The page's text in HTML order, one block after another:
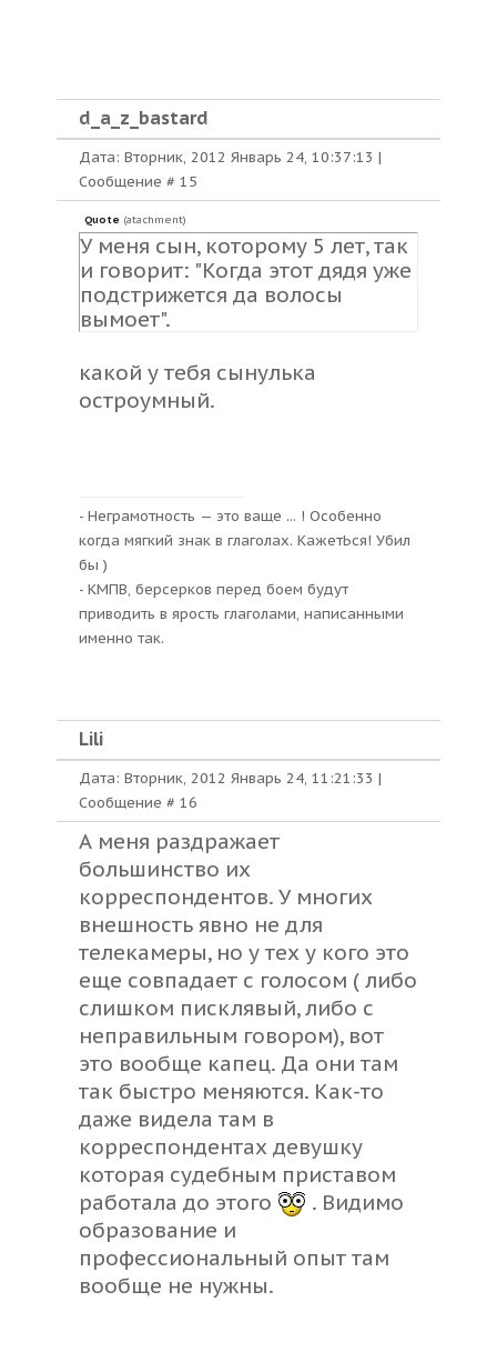
d_a_z_bastard
Дата: Вторник, 2012 Январь 24, 10:37:13 |
Сообщение # 15
Quote (atachment)
У меня сын, которому 5 лет, так
и говорит: "Когда этот дядя уже
подстрижется да волосы
вымоет".
какой у тебя сынулька
остроумный.
- Неграмотность — это ваще ... ! Особенно
когда мягкий знак в глаголах. КажетЬся! Убил
бы )
- КМПВ, берсерков перед боем будут
приводить в ярость глаголами, написанными
именно так.
Lili
Дата: Вторник, 2012 Январь 24, 11:21:33 |
Сообщение # 16
А меня раздражает
большинство их
корреспондентов. У многих
внешность явно не для
телекамеры, но у тех у кого это
еще совпадает с голосом ( либо
слишком писклявый, либо с
неправильным говором), вот
это вообще капец. Да они там
так быстро меняются. Как-то
даже видела там в
корреспондентах девушку
которая судебным приставом
работала до этого
. Видимо
образование и
профессиональный опыт там
вообще не нужны.